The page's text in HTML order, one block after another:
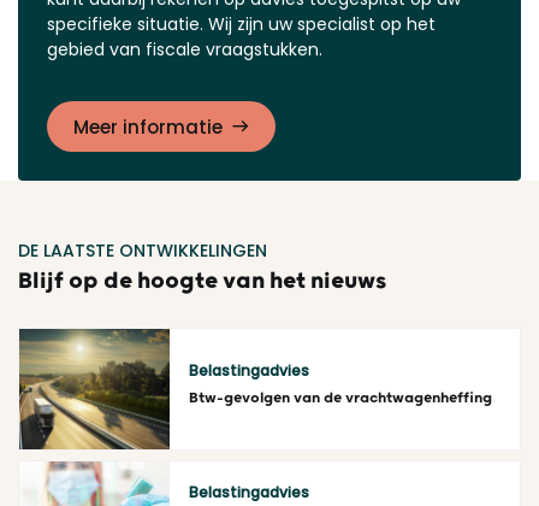
specifieke situatie. Wij zijn uw specialist op het
gebied van fiscale vraagstukken.
Meer informatie
DE LAATSTE ONTWIKKELINGEN
Blijf op de hoogte van het nieuws
Lees meer
Belastingadvies
Btw-gevolgen van de vrachtwagenheffing
Belastingadvies